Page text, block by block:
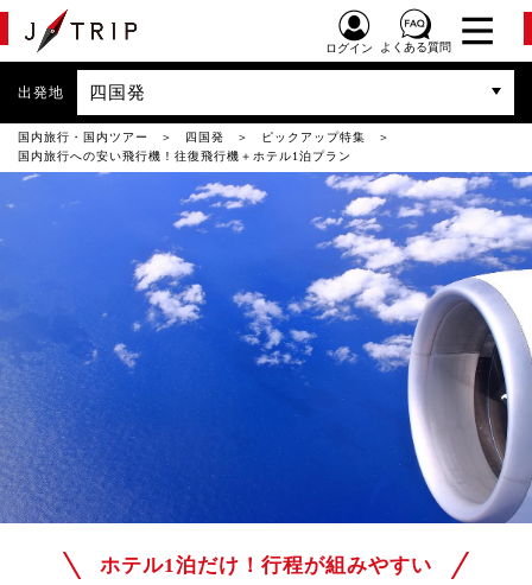
ログイン よくある質問
出発地 四国発
国内旅行・国内ツアー 四国発
ピックアップ特集
国内旅行への安い飛行機！往復飛行機＋ホテル1泊プラン
ホテル1泊だけ！行程が組みやすい